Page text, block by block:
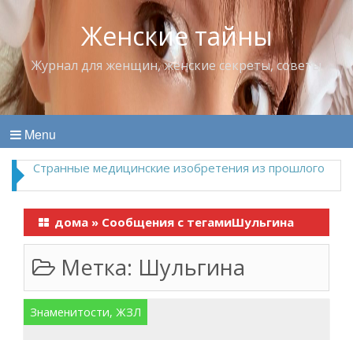
Женские тайны
Журнал для женщин, женские секреты, советы
Menu
дома » Сообщения с тегамиШульгина
Метка: Шульгина
Знаменитости, ЖЗЛ